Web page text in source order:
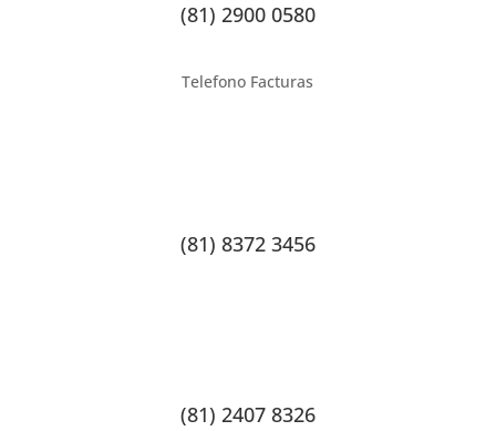
(81) 2900 0580
Telefono Facturas
(81) 8372 3456
(81) 2407 8326